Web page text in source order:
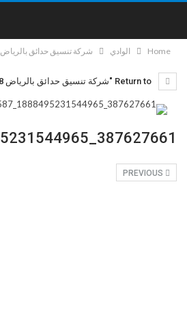
Home الوادي شركة تنسيق حدائق بالرياض 0537908208
387627661_1888495231544965_2975365772206854587_n